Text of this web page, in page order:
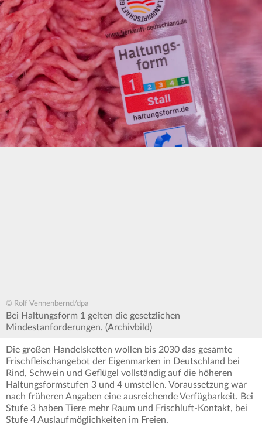
© Rolf Vennenbernd/dpa
Bei Haltungsform 1 gelten die gesetzlichen
Mindestanforderungen. (Archivbild)
Die großen Handelsketten wollen bis 2030 das gesamte
Frischfleischangebot der Eigenmarken in Deutschland bei
Rind, Schwein und Geflügel vollständig auf die höheren
Haltungsformstufen 3 und 4 umstellen. Voraussetzung war
nach früheren Angaben eine ausreichende Verfügbarkeit. Bei
Stufe 3 haben Tiere mehr Raum und Frischluft-Kontakt, bei
Stufe 4 Auslaufmöglichkeiten im Freien.